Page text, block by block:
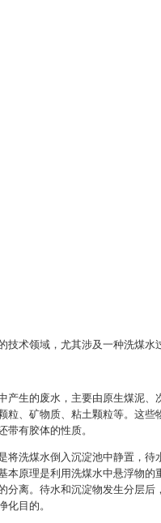
技术领域，尤其涉及一种洗煤水
产生的废水，主要由原生煤泥、
粒、矿物质、粘土颗粒等。这些
带有胶体的性质。
将洗煤水倒入沉淀池中静置，待
本原理是利用洗煤水中悬浮物的
分离。待水和沉淀物发生分层后
化目的。